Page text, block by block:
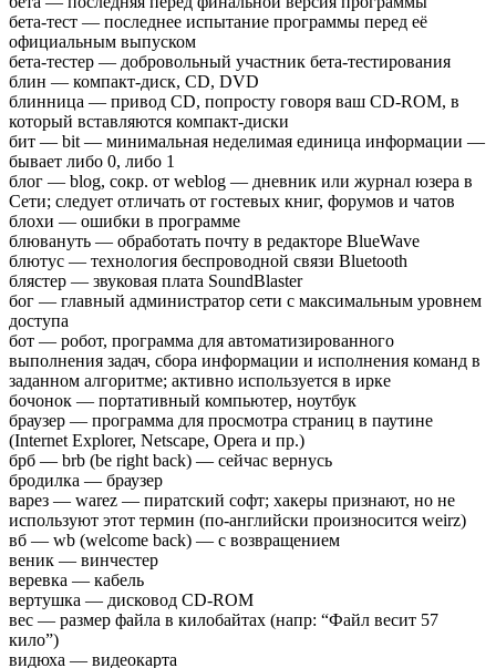
бета-тест — последнее испытание программы перед её
официальным выпуском
бета-тестер — добровольный участник бета-тестирования
блин — компакт-диск, CD, DVD
блинница — привод CD, попросту говоря ваш CD-ROM, в
который вставляются компакт-диски
бит — bit — минимальная неделимая единица информации —
бывает либо 0, либо 1
блог — blog, сокр. от weblog — дневник или журнал юзера в
Сети; следует отличать от гостевых книг, форумов и чатов
блохи — ошибки в программе
блювануть — обработать почту в редакторе BlueWave
блютус — технология беспроводной связи Bluetooth
блястер — звуковая плата SoundBlaster
бог — главный администратор сети с максимальным уровнем
доступа
бот — робот, программа для автоматизированного
выполнения задач, сбора информации и исполнения команд в
заданном алгоритме; активно используется в ирке
бочонок — портативный компьютер, ноутбук
браузер — программа для просмотра страниц в паутине
(Internet Explorer, Netscape, Opera и пр.)
брб — brb (be right back) — сейчас вернусь
бродилка — браузер
варез — warez — пиратский софт; хакеры признают, но не
используют этот термин (по-английски произносится weirz)
вб — wb (welcome back) — с возвращением
веник — винчестер
веревка — кабель
вертушка — дисковод CD-ROM
вес — размер файла в килобайтах (напр: “Файл весит 57
кило”)
видюха — видеокарта